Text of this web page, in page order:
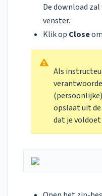
De download
venster.
Klik op Close
Als
opslaat uit
dat je voldoet